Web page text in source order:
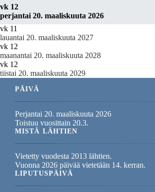
vk 12
perjantai 20. maaliskuuta 2026
vk 11
lauantai 20. maaliskuuta 2027
vk 12
maanantai 20. maaliskuuta 2028
vk 12
tiistai 20. maaliskuuta 2029
PÄIVÄ
Perjantai 20. maaliskuuta 2026
Toistuu vuosittain 20.3.
MISTÄ LÄHTIEN
Vietetty vuodesta 2013 lähtien.
Vuonna 2026 päivää vietetään 14. kerran.
LIPUTUSPÄIVÄ